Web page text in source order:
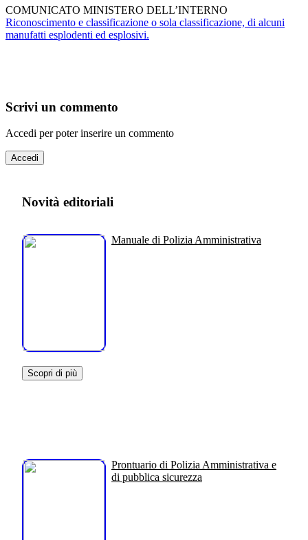
COMUNICATO MINISTERO DELL’INTERNO
Riconoscimento e classificazione o sola classificazione, di alcuni
manufatti esplodenti ed esplosivi.
Scrivi un commento
Accedi per poter inserire un commento
Accedi
Novità editoriali
Manuale di Polizia Amministrativa
Scopri di più
Prontuario di Polizia Amministrativa e
di pubblica sicurezza